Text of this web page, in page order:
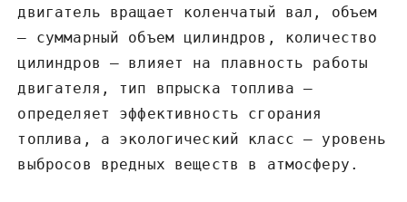
двигатель вращает коленчатый вал‚ объем
– суммарный объем цилиндров‚ количество
цилиндров – влияет на плавность работы
двигателя‚ тип впрыска топлива –
определяет эффективность сгорания
топлива‚ а экологический класс – уровень
выбросов вредных веществ в атмосферу.